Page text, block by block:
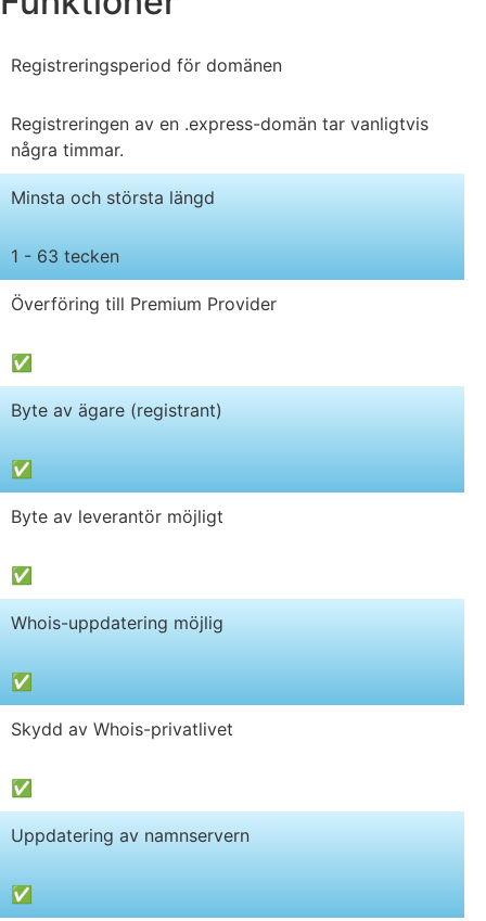
Registreringsperiod för domänen
Registreringen av en .express-domän tar vanligtvis
några timmar.
Minsta och största längd
1 - 63 tecken
Överföring till Premium Provider
✅
Byte av ägare (registrant)
✅
Byte av leverantör möjligt
✅
Whois-uppdatering möjlig
✅
Skydd av Whois-privatlivet
✅
Uppdatering av namnservern
✅